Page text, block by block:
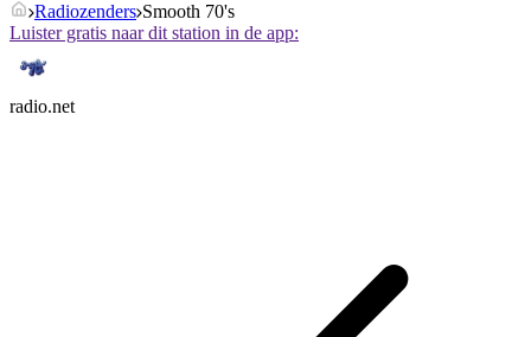
Radiozenders Smooth 70's
Luister gratis naar dit station in de app:
radio.net